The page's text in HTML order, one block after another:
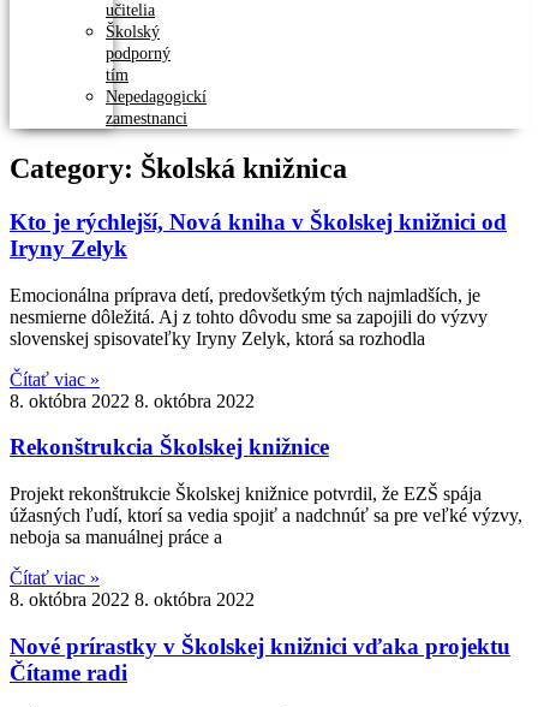
učitelia
Školský
podporný
tím
Nepedagogickí
zamestnanci
Category: Školská knižnica
Kto je rýchlejší, Nová kniha v Školskej knižnici od
Iryny Zelyk
Emocionálna príprava detí, predovšetkým tých najmladších, je
nesmierne dôležitá. Aj z tohto dôvodu sme sa zapojili do výzvy
slovenskej spisovateľky Iryny Zelyk, ktorá sa rozhodla
Čítať viac »
8. októbra 2022 8. októbra 2022
Rekonštrukcia Školskej knižnice
Projekt rekonštrukcie Školskej knižnice potvrdil, že EZŠ spája
úžasných ľudí, ktorí sa vedia spojiť a nadchnúť sa pre veľké výzvy,
neboja sa manuálnej práce a
Čítať viac »
8. októbra 2022 8. októbra 2022
Nové prírastky v Školskej knižnici vďaka projektu
Čítame radi